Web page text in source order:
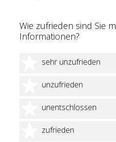
Wie zufrieden sind Sie
Informationen?
sehr unzufrieden
1 Stern
unzufrieden
2 Sterne
unentschlossen
3 Sterne
zufrieden
4 Sterne